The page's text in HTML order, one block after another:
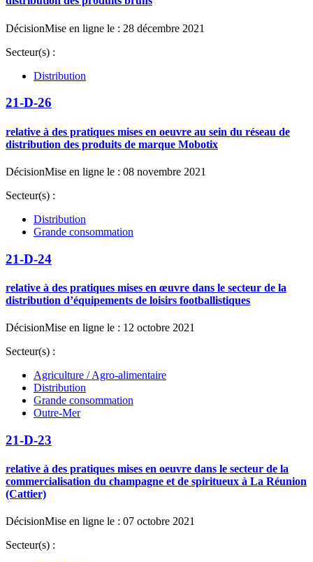
DécisionMise en ligne le : 28 décembre 2021
Secteur(s) :
Distribution
21-D-26
relative à des pratiques mises en oeuvre au sein du réseau de
distribution des produits de marque Mobotix
DécisionMise en ligne le : 08 novembre 2021
Secteur(s) :
Distribution
Grande consommation
21-D-24
relative à des pratiques mises en œuvre dans le secteur de la
distribution d’équipements de loisirs footballistiques
DécisionMise en ligne le : 12 octobre 2021
Secteur(s) :
Agriculture / Agro-alimentaire
Distribution
Grande consommation
Outre-Mer
21-D-23
relative à des pratiques mises en oeuvre dans le secteur de la
commercialisation du champagne et de spiritueux à La Réunion
(Cattier)
DécisionMise en ligne le : 07 octobre 2021
Secteur(s) :